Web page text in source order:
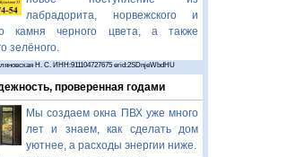
лабрадорита, норвежского и
камня черного цвета, а также
зелёного.
Н. С. ИНН:911104727675 erid:2SDnjeWbdHU
проверенная годами
Мы создаем окна ПВХ уже много
лет и знаем, как сделать дом
уютнее, а расходы энергии ниже.